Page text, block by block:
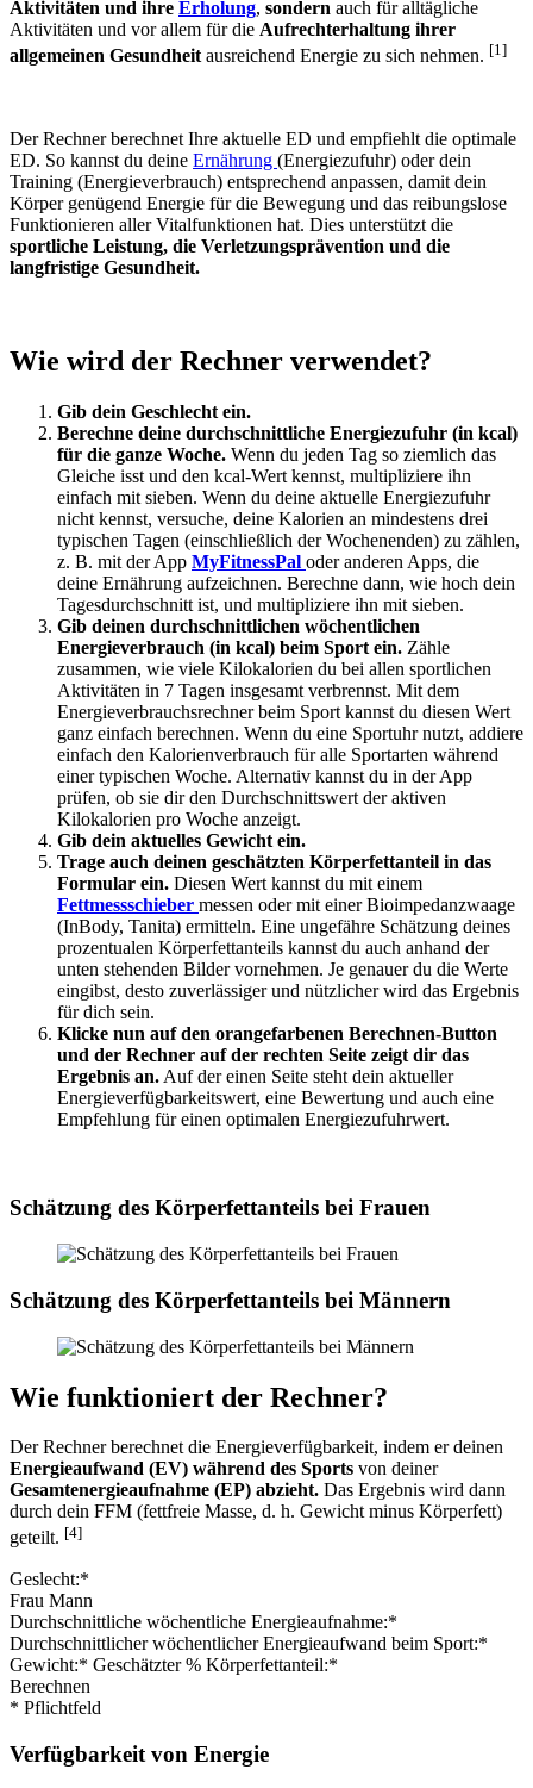
widerrufen.Mehr Info
Aktivitäten und ihre Erholung, sondern auch für alltägliche
Aktivitäten und vor allem für die Aufrechterhaltung ihrer
allgemeinen Gesundheit ausreichend Energie zu sich nehmen. [1]
Der Rechner berechnet Ihre aktuelle ED und empfiehlt die optimale
ED. So kannst du deine Ernährung (Energiezufuhr) oder dein
Training (Energieverbrauch) entsprechend anpassen, damit dein
Körper genügend Energie für die Bewegung und das reibungslose
Funktionieren aller Vitalfunktionen hat. Dies unterstützt die
sportliche Leistung, die Verletzungsprävention und die
langfristige Gesundheit.
Wie wird der Rechner verwendet?
Gib dein Geschlecht ein.
Berechne deine durchschnittliche Energiezufuhr (in kcal)
für die ganze Woche. Wenn du jeden Tag so ziemlich das
Gleiche isst und den kcal-Wert kennst, multipliziere ihn
einfach mit sieben. Wenn du deine aktuelle Energiezufuhr
nicht kennst, versuche, deine Kalorien an mindestens drei
typischen Tagen (einschließlich der Wochenenden) zu zählen,
z. B. mit der App MyFitnessPal oder anderen Apps, die
deine Ernährung aufzeichnen. Berechne dann, wie hoch dein
Tagesdurchschnitt ist, und multipliziere ihn mit sieben.
Gib deinen durchschnittlichen wöchentlichen
Energieverbrauch (in kcal) beim Sport ein. Zähle
zusammen, wie viele Kilokalorien du bei allen sportlichen
Aktivitäten in 7 Tagen insgesamt verbrennst. Mit dem
Energieverbrauchsrechner beim Sport kannst du diesen Wert
ganz einfach berechnen. Wenn du eine Sportuhr nutzt, addiere
einfach den Kalorienverbrauch für alle Sportarten während
einer typischen Woche. Alternativ kannst du in der App
prüfen, ob sie dir den Durchschnittswert der aktiven
Kilokalorien pro Woche anzeigt.
Gib dein aktuelles Gewicht ein.
Trage auch deinen geschätzten Körperfettanteil in das
Formular ein. Diesen Wert kannst du mit einem
Fettmessschieber messen oder mit einer Bioimpedanzwaage
(InBody, Tanita) ermitteln. Eine ungefähre Schätzung deines
prozentualen Körperfettanteils kannst du auch anhand der
unten stehenden Bilder vornehmen. Je genauer du die Werte
eingibst, desto zuverlässiger und nützlicher wird das Ergebnis
für dich sein.
Klicke nun auf den orangefarbenen Berechnen-Button
und der Rechner auf der rechten Seite zeigt dir das
Ergebnis an. Auf der einen Seite steht dein aktueller
Energieverfügbarkeitswert, eine Bewertung und auch eine
Empfehlung für einen optimalen Energiezufuhrwert.
Schätzung des Körperfettanteils bei Frauen
Schätzung des Körperfettanteils bei Männern
Wie funktioniert der Rechner?
Der Rechner berechnet die Energieverfügbarkeit, indem er deinen
Energieaufwand (EV) während des Sports von deiner
Gesamtenergieaufnahme (EP) abzieht. Das Ergebnis wird dann
durch dein FFM (fettfreie Masse, d. h. Gewicht minus Körperfett)
geteilt. [4]
Geslecht:*
Frau Mann
Durchschnittliche wöchentliche Energieaufnahme:*
Durchschnittlicher wöchentlicher Energieaufwand beim Sport:*
Gewicht:* Geschätzter % Körperfettanteil:*
Berechnen
* Pflichtfeld
Verfügbarkeit von Energie